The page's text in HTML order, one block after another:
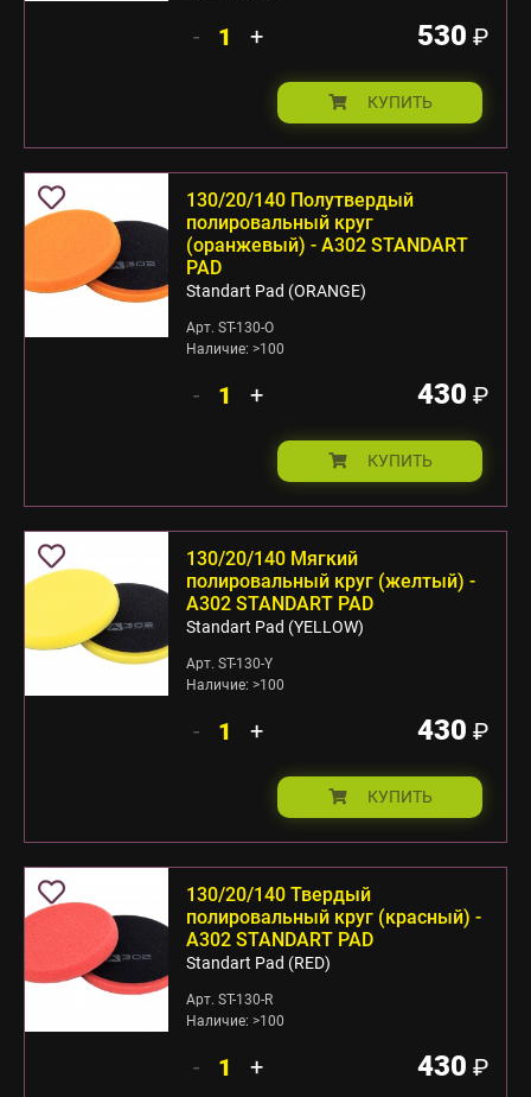
- + 530 ₽
КУПИТЬ
130/20/140 Полутвердый
полировальный круг
(оранжевый) - А302 STANDART
PAD
Standart Pad (ORANGE)
Арт. ST-130-O
Наличие: >100
- + 430 ₽
КУПИТЬ
130/20/140 Мягкий
полировальный круг (желтый) -
А302 STANDART PAD
Standart Pad (YELLOW)
Арт. ST-130-Y
Наличие: >100
- + 430 ₽
КУПИТЬ
130/20/140 Твердый
полировальный круг (красный) -
А302 STANDART PAD
Standart Pad (RED)
Арт. ST-130-R
Наличие: >100
- + 430 ₽